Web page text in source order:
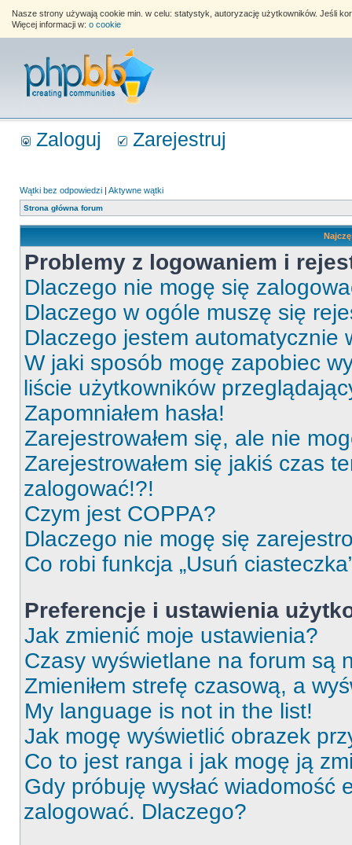
Nasze strony używają cookie min. w celu: statystyk, autoryzację użytkowników. Jeśli
Więcej informacji w: o cookie
Zaloguj Zarejestruj
Wątki bez odpowiedzi | Aktywne wątki
Strona główna forum
Problemy z logowaniem i
Dlaczego nie mogę się
Dlaczego w ogóle muszę się
Dlaczego jestem automatycznie
W jaki sposób mogę zapobiec
liście użytkowników
Zapomniałem hasła!
Zarejestrowałem się, ale nie
Zarejestrowałem się jakiś czas
zalogować!?!
Czym jest COPPA?
Dlaczego nie mogę się
Co robi funkcja „Usuń
Preferencje i ustawienia
Jak zmienić moje ustawienia?
Czasy wyświetlane na forum są
Zmieniłem strefę czasową, a
My language is not in the list!
Jak mogę wyświetlić obrazek
Co to jest ranga i jak mogę ją
Gdy próbuję wysłać wiadomość
zalogować. Dlaczego?